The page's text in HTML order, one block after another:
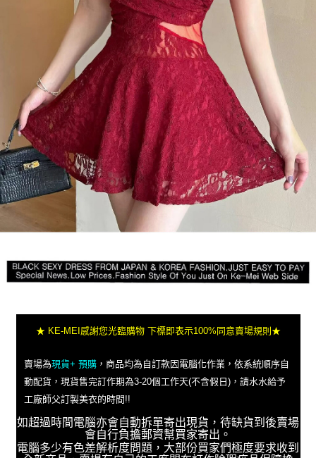
★ KE-MEI感謝您光臨購物 下標即表示100%同意賣場規則★
賣場為現貨+ 預購，商品均為自訂款因電腦化作業，依系統順序自
動配貨，現貨售完訂作期為3-20個工作天(不含假日)，請水水給予
工廠師父訂製美衣的時間!!
如超過時間電腦亦會自動拆單寄出現貨，待缺貨到後賣場
會自行負擔郵資幫買家寄出。
電腦多少有色差解析度問題，大部份買家們極度要求收到